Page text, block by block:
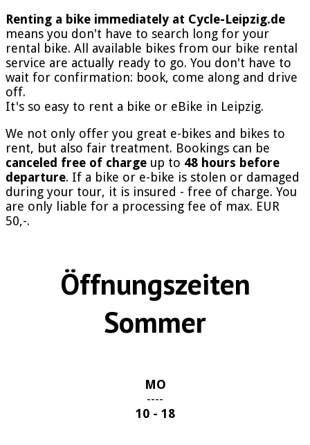
Renting a bike immediately at Cycle-Leipzig.de
means you don't have to search long for your
rental bike. All available bikes from our bike rental
service are actually ready to go. You don't have to
wait for confirmation: book, come along and drive
off.
It's so easy to rent a bike or eBike in Leipzig.
We not only offer you great e-bikes and bikes to
rent, but also fair treatment. Bookings can be
canceled free of charge up to 48 hours before
departure. If a bike or e-bike is stolen or damaged
during your tour, it is insured - free of charge. You
are only liable for a processing fee of max. EUR
50,-.
Öffnungszeiten
Sommer
MO
----
10 - 18